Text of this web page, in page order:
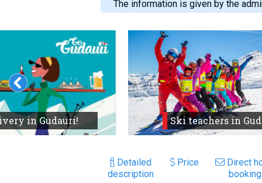
The information is given by the
in Gudauri! Ski teachers in
Detailed
description
Price
Direct
booking